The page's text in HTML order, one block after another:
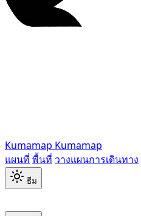
Kumamap Kumamap
แผนที่ พื้นที่ วางแผนการเดินทาง
ธีม